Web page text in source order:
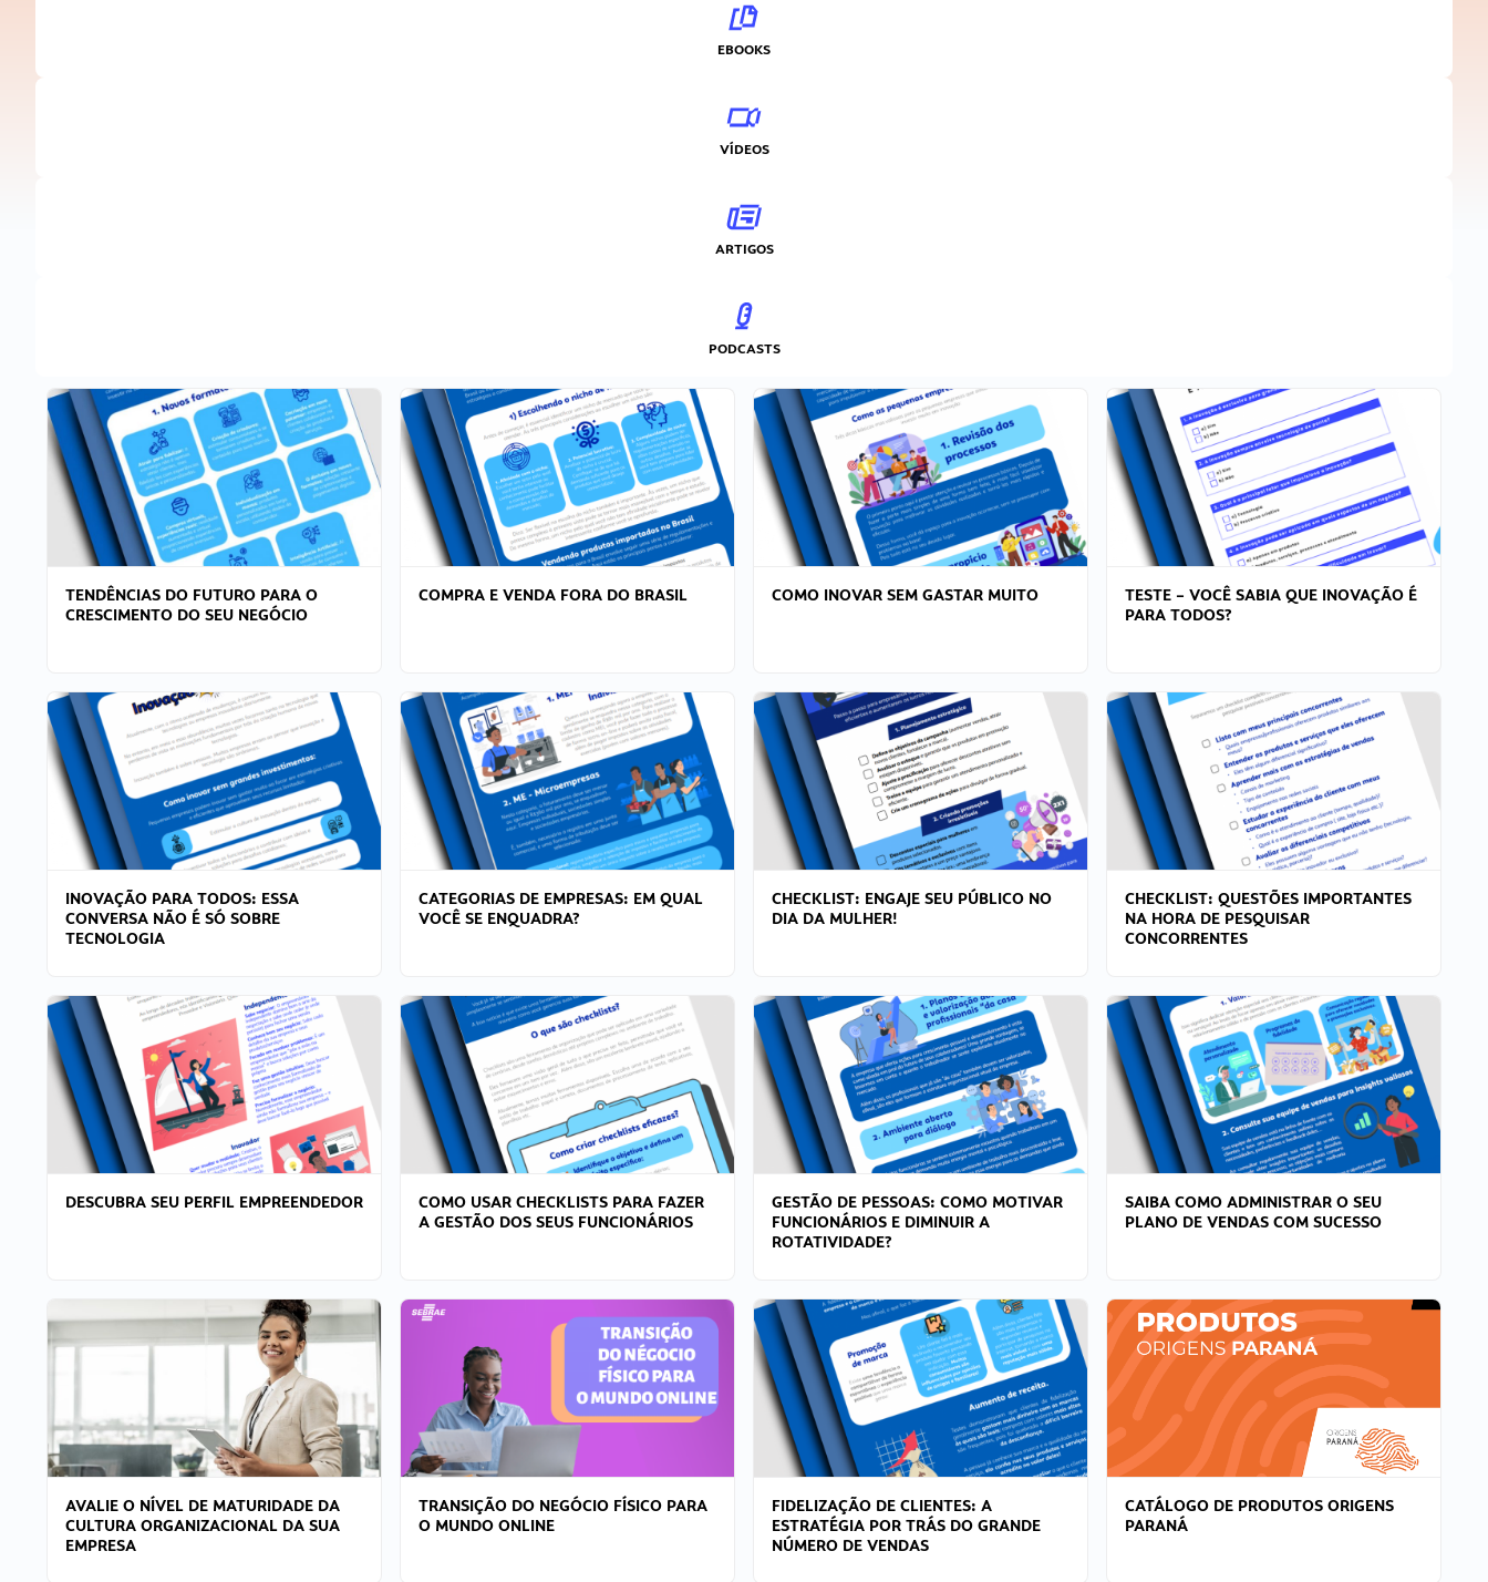
EBOOKS
VÍDEOS
ARTIGOS
PODCASTS
TENDÊNCIAS DO FUTURO PARA O
CRESCIMENTO DO SEU NEGÓCIO
COMPRA E VENDA FORA DO BRASIL COMO INOVAR SEM GASTAR MUITO
TESTE – VOCÊ SABIA QUE INOVAÇÃO É
PARA TODOS?
INOVAÇÃO PARA TODOS: ESSA
CONVERSA NÃO É SÓ SOBRE
TECNOLOGIA
CATEGORIAS DE EMPRESAS: EM QUAL
VOCÊ SE ENQUADRA?
CHECKLIST: ENGAJE SEU PÚBLICO NO
DIA DA MULHER!
CHECKLIST: QUESTÕES IMPORTANTES
NA HORA DE PESQUISAR
CONCORRENTES
DESCUBRA SEU PERFIL EMPREENDEDOR
COMO USAR CHECKLISTS PARA FAZER
A GESTÃO DOS SEUS FUNCIONÁRIOS
GESTÃO DE PESSOAS: COMO MOTIVAR
FUNCIONÁRIOS E DIMINUIR A
ROTATIVIDADE?
SAIBA COMO ADMINISTRAR O SEU
PLANO DE VENDAS COM SUCESSO
AVALIE O NÍVEL DE MATURIDADE DA
CULTURA ORGANIZACIONAL DA SUA
EMPRESA
TRANSIÇÃO DO NEGÓCIO FÍSICO PARA
O MUNDO ONLINE
FIDELIZAÇÃO DE CLIENTES: A
ESTRATÉGIA POR TRÁS DO GRANDE
NÚMERO DE VENDAS
CATÁLOGO DE PRODUTOS ORIGENS
PARANÁ